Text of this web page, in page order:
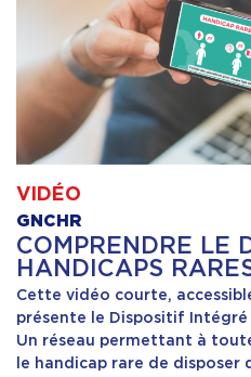
VIDÉO
GNCHR
COMPRENDRE LE
HANDICAPS
Cette vidéo courte,
présente le Dispositif Intégré
Un réseau permettant à
le handicap rare de disposer